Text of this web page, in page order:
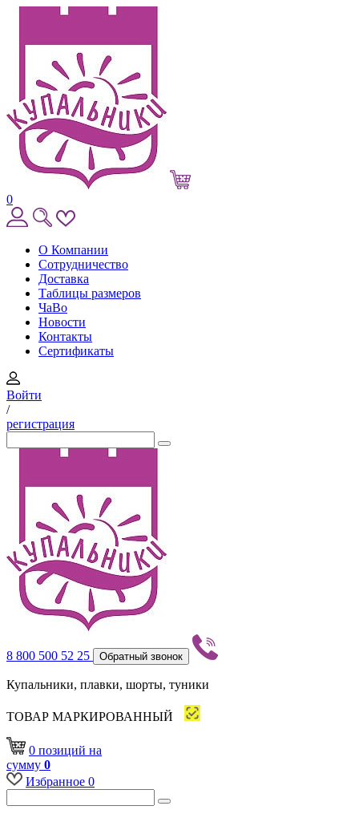
0
О Компании
Сотрудничество
Доставка
Таблицы размеров
ЧаВо
Новости
Контакты
Сертификаты
Войти
/
регистрация
8 800 500 52 25 Обратный звонок
Купальники, плавки, шорты, туники
ТОВАР МАРКИРОВАННЫЙ
0 позиций на
сумму 0
Избранное 0